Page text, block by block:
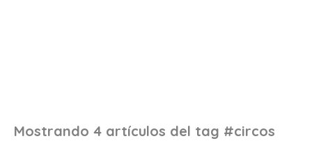
Mostrando 4 artículos del tag #circos